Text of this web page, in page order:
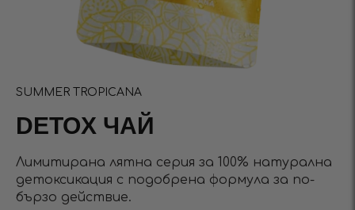
SUMMER TROPICANA
DETOX ЧАЙ
Лимитирана лятна серия за 100% натурална
детоксикация с подобрена формула за по-
бързо действие.